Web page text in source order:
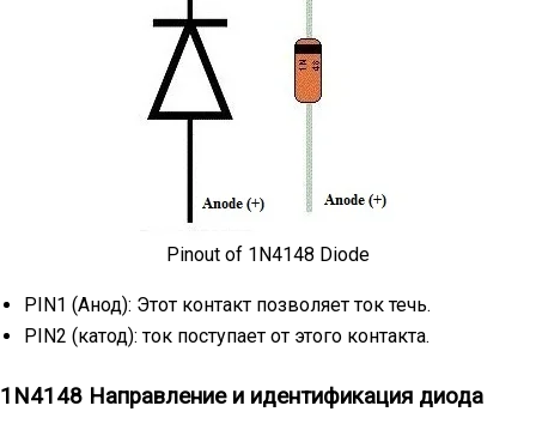
Pinout of 1N4148 Diode
PIN1 (Анод): Этот контакт позволяет ток течь.
PIN2 (катод): ток поступает от этого контакта.
1N4148 Направление и идентификация диода